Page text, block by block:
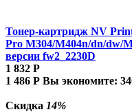
Тонер-картридж NV
Pro M304/M404n/dn/dw/
версии fw2_2230D
1 832 Р
1 486 Р Вы экономите:
Скидка 14%